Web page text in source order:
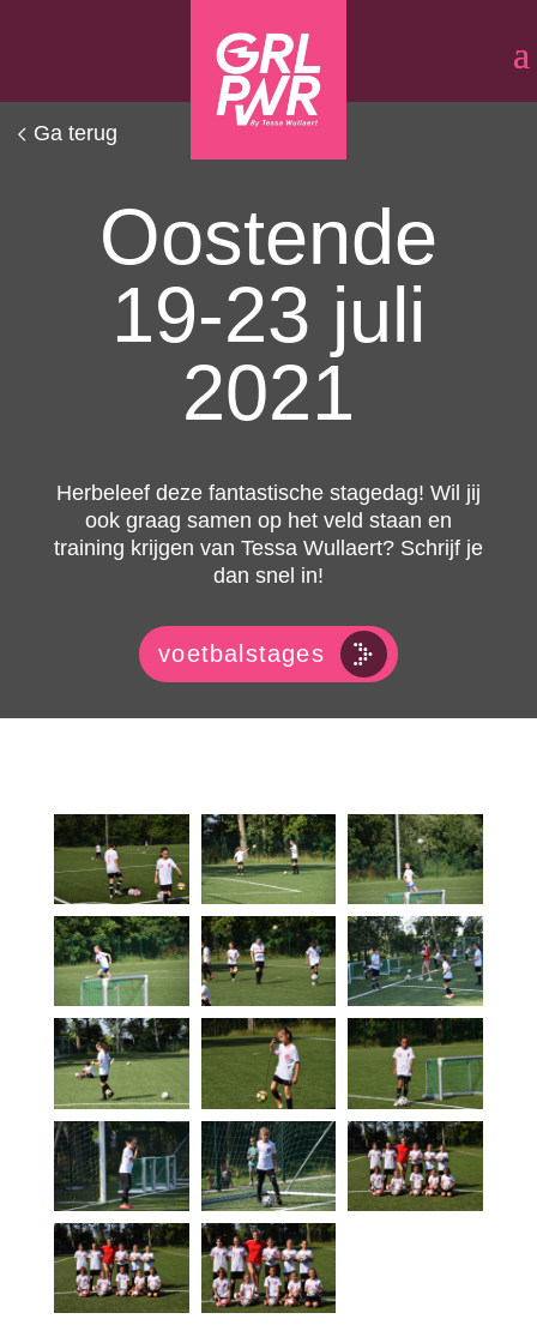
Oostende
19-23 juli
2021
Herbeleef deze fantastische stagedag! Wil jij
ook graag samen op het veld staan en
training krijgen van Tessa Wullaert? Schrijf je
dan snel in!
voetbalstages
Ga terug